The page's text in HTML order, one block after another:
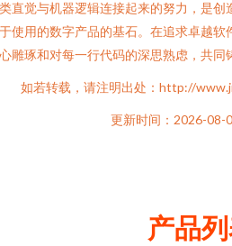
直觉与机器逻辑连接起来的努力，是
使用的数字产品的基石。在追求卓越
雕琢和对每一行代码的深思熟虑，共同
如若转载，请注明出处：http://
更新时间：2026-08-
产品